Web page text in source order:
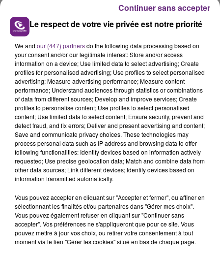
LE MAGASIN JOUÉCLUB DE REIMS FERME
SES PORTES
C'était l'une des institutions du centre-ville
rémois. Le magasin JouéClub est contraint de
fermer ses portes.
TITRES DIFFUSÉS
18h27
18h27 18h24
18h24
Le respect de votre vie privée est notre priorité
We and our (447) partnersdo the following data processing based on
your consent and/or our legitimate interest: Store and/or access
information on a device; Use limited data to select advertising; Create
profiles for personalised advertising; Use profiles to select personalised
advertising; Measure advertising performance; Measure content
performance; Understand audiences through statistics or combinations
of data from different sources; Develop and improve services; Create
profiles to personalise content; Use profiles to select personalised
content; Use limited data to select content; Ensure security, prevent and
detect fraud, and fix errors; Deliver and present advertising and content;
Save and communicate privacy choices. These technologies may
process personal data such as IP address and browsing data to offer
following functionalities: Identify devices based on information actively
requested; Use precise geolocation data; Match and combine data from
other data sources; Link different devices; Identify devices based on
information transmitted automatically.
Vous pouvez accepter en cliquant sur "Accepter et fermer", ou affiner en
sélectionnant les finalités et/ou partenaires dans "Gérer mes choix".
Vous pouvez également refuser en cliquant sur "Continuer sans
accepter". Vos préférences ne s'appliqueront que pour ce site. Vous
pouvez mettre à jour vos choix, ou retirer votre consentement à tout
moment via le lien "Gérer les cookies" situé en bas de chaque page.
Continuer sans accepter